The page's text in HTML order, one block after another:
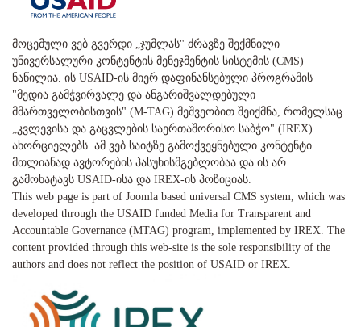
მოცემული ვებ გვერდი „ჯუმლას" ძრავზე შექმნილი
უნივერსალური კონტენტის მენეჯმენტის სისტემის (CMS)
ნაწილია. ის USAID-ის მიერ დაფინანსებული პროგრამის
"მედია გამჭვირვალე და ანგარიშვალდებული
მმართველობისთვის" (M-TAG) მეშვეობით შეიქმნა, რომელსაც
„კვლევისა და გაცვლების საერთაშორისო საბჭო" (IREX)
ახორციელებს. ამ ვებ საიტზე გამოქვეყნებული კონტენტი
მთლიანად ავტორების პასუხისმგებლობაა და ის არ
გამოხატავს USAID-ისა და IREX-ის პოზიციას.
This web page is part of Joomla based universal CMS system, which was
developed through the USAID funded Media for Transparent and
Accountable Governance (MTAG) program, implemented by IREX. The
content provided through this web-site is the sole responsibility of the
authors and does not reflect the position of USAID or IREX.